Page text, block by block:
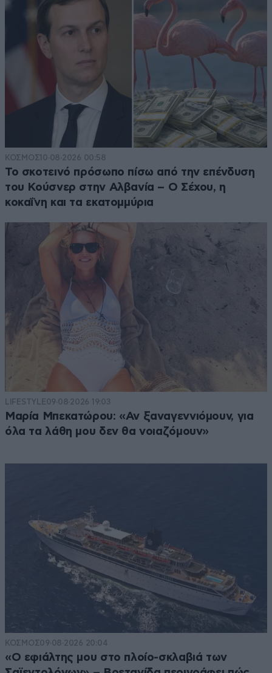
ΚΟΣΜΟΣ10·08·2026 00:58
Το σκοτεινό πρόσωπο πίσω από την επένδυση
του Κούσνερ στην Αλβανία – Ο Σέχου, η
κοκαΐνη και τα εκατομμύρια
LIFESTYLE09·08·2026 19:03
Μαρία Μπεκατώρου: «Αν ξαναγεννιόμουν, για
όλα τα λάθη μου δεν θα νοιαζόμουν»
ΚΟΣΜΟΣ09·08·2026 20:04
«Ο εφιάλτης μου στο πλοίο-σκλαβιά των